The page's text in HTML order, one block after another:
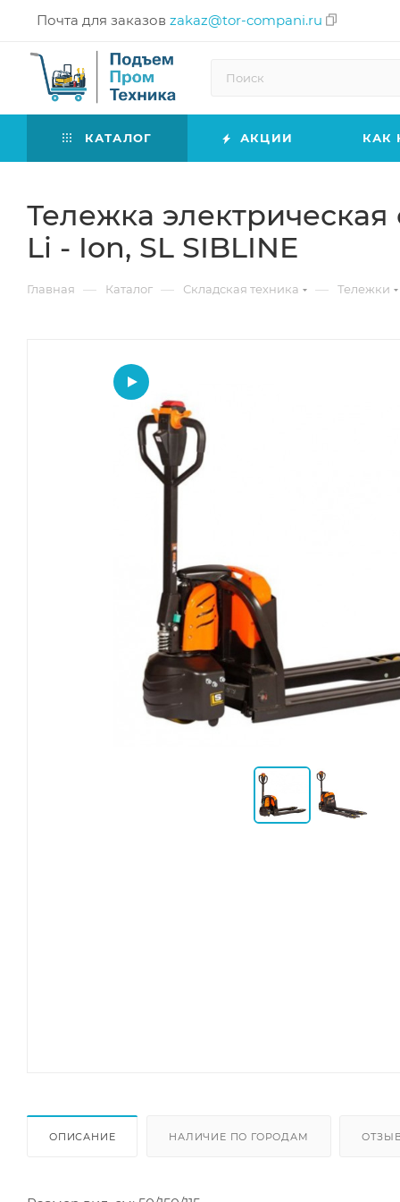
Почта для заказов zakaz@tor-compani.ru
КАТАЛОГ АКЦИИ КАК
Тележка
Li - Ion, SL SIBLINE
Главная — Каталог — Складская техника — Тележки
ОПИСАНИЕ НАЛИЧИЕ ПО ГОРОДАМ